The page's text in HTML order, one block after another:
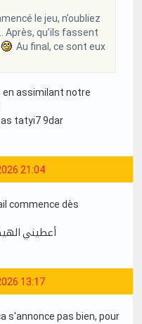
le jeu, n’oubliez
Après, qu’ils fassent
Au final, ce sont eux
en assimilant notre
tatyi7 9dar
21:04
commence dès
أعطيني
13:17
s'annonce pas bien, pour